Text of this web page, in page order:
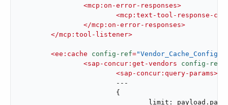
<mcp:on-error-responses>
<mcp:text-tool-response-
</mcp:on-error-responses>
</mcp:tool-listener>
<ee:cache config-ref="Vendor_Cache_Config"
<sap-concur:get-vendors config-ref
<sap-concur:query-params>